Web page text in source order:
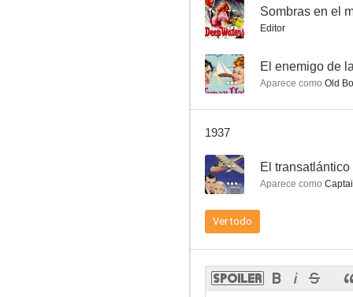
-- Sombras en el
Editor
-- El enemigo de
Aparece como Old
1937
-- El
Aparece como
Ver todo